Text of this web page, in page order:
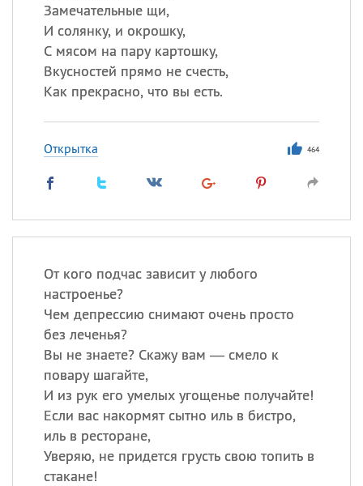
Замечательные щи,
И солянку, и окрошку,
С мясом на пару картошку,
Вкусностей прямо не счесть,
Как прекрасно, что вы есть.
Открытка 464
От кого подчас зависит у любого
настроенье?
Чем депрессию снимают очень просто
без леченья?
Вы не знаете? Скажу вам — смело к
повару шагайте,
И из рук его умелых угощенье получайте!
Если вас накормят сытно иль в бистро,
иль в ресторане,
Уверяю, не придется грусть свою топить в
стакане!